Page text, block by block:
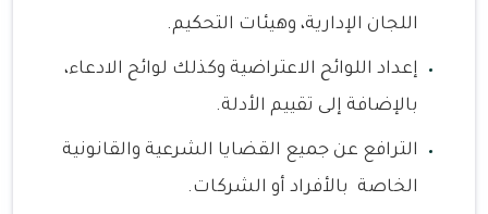
اللجان الإدارية، وهيئات التحكيم.
إعداد اللوائح الاعتراضية وكذلك لوائح الادعاء،
بالإضافة إلى تقييم الأدلة.
الترافع عن جميع القضايا الشرعية والقانونية
الخاصة بالأفراد أو الشركات.